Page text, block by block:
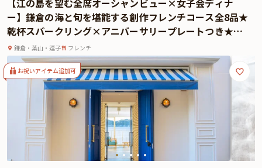
ば、空が刻々と移ろいゆく“マジックアワー”に出逢えることも。淡く染まる空
と海が織りなす幻想的なひとときは、まるで自然からの贈り物のよう。そんな
奇跡の瞬間が訪れれば、それはまさにこの夜にふさわしい、極上の演出となる
ことでしょう。
ディナーの締めくくりには、心を込めた“メッセージ付きのアニバーサリープレ
ート”をご用意。お祝いの想いをさりげなく伝えるサプライズ演出として人気
さざ波の音と夜の静けさが心を癒す空間で、大切な人とゆっくりと語らいなが
ら過ごす時間。「THE HARBOR TERRACE」は、記念日や特別な夜にふさわし
い、感動と上質が織りなすレストランです。
さらに本プランでは、有料オプションでアニバーサリーにぴったりな花束・ギ
フト・カスタマイズ可能なメッセージカードなどを付けられます。メッセージ
カードは着席時に、花束やギフトはデザートタイム後のアニバーサリープレー
【江の島を望む全席オーシャンビュー×女子会ディナ
ー】鎌倉の海と旬を堪能する創作フレンチコース全8品★
乾杯スパークリング×アニバーサリープレートつき★絶
景と美食が紡ぐ特別なひととき
鎌倉・葉山・逗子 フレンチ
お祝いアイテム追加可